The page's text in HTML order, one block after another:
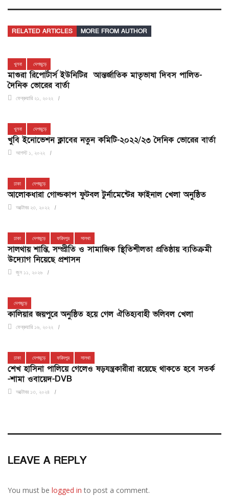
RELATED ARTICLES MORE FROM AUTHOR
খুলনা দেশজুড়ে
মাগুরা রিপোর্টার্স ইউনিটির আন্তর্জাতিক মাতৃভাষা দিবস পালিত-
দৈনিক ভোরের বার্তা
ফেব্রুয়ারি ২১, ২০২২
খুলনা দেশজুড়ে
খুবি ইনোভেশন ক্লাবের নতুন কমিটি-২০২২/২৩ দৈনিক ভোরের বার্তা
আগস্ট ১, ২০২২
ঢাকা দেশজুড়ে
আলোকধারা গোল্ডকাপ ফুটবল টুর্নামেন্টের ফাইনাল খেলা অনুষ্ঠিত
অক্টোবর ২৩, ২০২২
ঢাকা দেশজুড়ে ফরিদপুর সালথা
সালথায় শান্তি, সম্প্রীতি ও সামাজিক স্থিতিশীলতা প্রতিষ্ঠায় ব্যতিক্রমী
উদ্যোগ নিয়েছে প্রশাসন
জুন ১১, ২০২৬
দেশজুড়ে
কালিয়ার জয়পুরে অনুষ্ঠিত হয়ে গেল ঐতিহ্যবাহী ভলিবল খেলা
ফেব্রুয়ারি ১৬, ২০২২
ঢাকা দেশজুড়ে ফরিদপুর সালথা
শেখ হাসিনা পালিয়ে গেলেও ষড়যন্ত্রকারীরা রয়েছে থাকতে হবে সতর্ক
-শামা ওবায়েদ-DVB
অক্টোবর ১৩, ২০২৪
LEAVE A REPLY
You must be logged in to post a comment.